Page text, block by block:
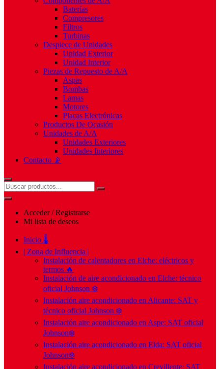
Baterías
Compresores
Filtros
Turbinas
Despiece de Unidades
Unidad Exterior
Unidad Interior
Piezas de Repuesto de A/A
Aspas
Bombas
Lamas
Motores
Placas Electrónicas
Productos De Ocasión
Unidades de A/A
Unidades Exteriores
Unidades Interiores
Contacto 📡
Acceder / Registrarse
Mi lista de deseos
Inicio 🌡️
| Zona de Influencia |
Instalación de calentadores en Elche: eléctricos y
termos 🔥
Instalación de aire acondicionado en Elche: técnico
oficial Johnson ❄️
Instalación aire acondicionado en Alicante: SAT y
técnico oficial Johnson ❄️
Instalación aire acondicionado en Aspe: SAT oficial
Johnson❄️
Instalación aire acondicionado en Elda: SAT oficial
Johnson❄️
Instalación aire acondicionado en Crevillente: SAT